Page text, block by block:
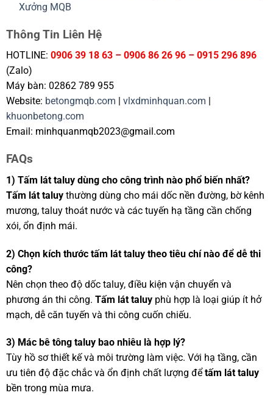
Xưởng MQB
Thông Tin Liên Hệ
HOTLINE: 0906 39 18 63 – 0906 86 26 96 – 0915 296 896
(Zalo)
Máy bàn: 02862 789 955
Website: betongmqb.com vlxdminhquan.com
khuonbetong.com
Email: minhquanmqb2023@gmail.com
FAQs
1) Tấm lát taluy dùng cho công trình nào phổ biến nhất?
Tấm lát taluythường dùng cho mái dốc nền đường, bờ kênh
mương, taluy thoát nước và các tuyến hạ tầng cần chống
xói, ổn định mái.
2) Chọn kích thước tấm lát taluy theo tiêu chí nào để dễ thi
công?
Nên chọn theo độ dốc taluy, điều kiện vận chuyển và
phương án thi công. Tấm lát taluyphù hợp là loại giúp ít hở
mạch, dễ căn tuyến và thi công cuốn chiếu.
3) Mác bê tông taluy bao nhiêu là hợp lý?
Tùy hồ sơ thiết kế và môi trường làm việc. Với hạ tầng, cần
ưu tiên độ đặc chắc và ổn định chất lượng để tấm lát taluy
bền trong mùa mưa.